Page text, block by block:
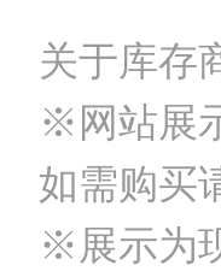
关于库存
※网站展
如需购买
※展示为